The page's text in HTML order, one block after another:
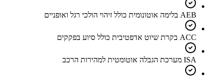
AEB בלימה אוטונומית כולל זיהוי הולכי רגל ואופניים
ACC בקרת שיוט אדפטיבית כולל סיוע בפקקים
ISA מערכת הגבלה אוטומטית למהירות הרכב